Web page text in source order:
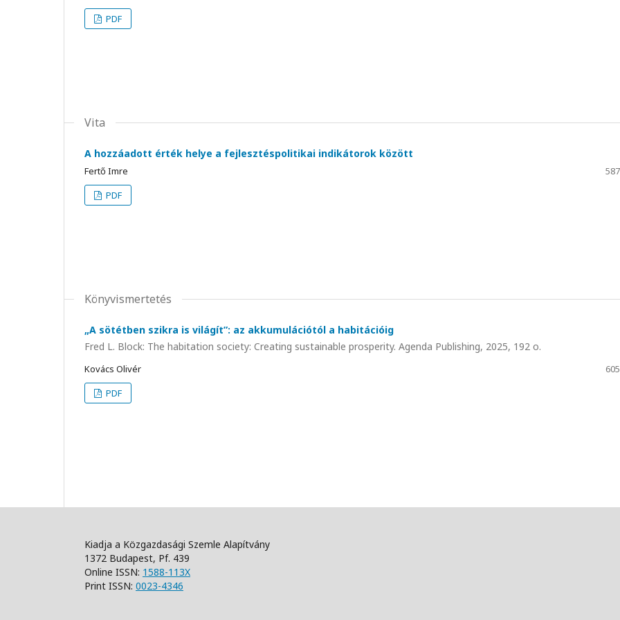
PDF
Vita
A hozzáadott érték helye a fejlesztéspolitikai indikátorok között
Fertő Imre
PDF
Könyvismertetés
„A sötétben szikra is világít”: az akkumulációtól a habitációig
Fred L. Block: The habitation society: Creating sustainable prosperity. Agenda Publishing, 2025, 192 o.
Kovács Olivér
PDF
Kiadja a Közgazdasági Szemle Alapítvány
1372 Budapest, Pf. 439
Online ISSN: 1588-113X
Print ISSN: 0023-4346